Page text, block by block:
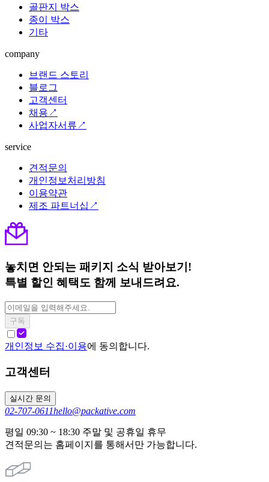
골판지 박스
종이 박스
기타
company
브랜드 스토리
블로그
고객센터
채용↗
사업자서류↗
service
견적문의
개인정보처리방침
이용약관
제조 파트너십↗
놓치면 안되는 패키지 소식 받아보기!
특별 할인 혜택도 함께 보내드려요.
구독
개인정보 수집·이용에 동의합니다.
고객센터
실시간 문의
02-707-0611hello@packative.com
평일 09:30 ~ 18:30 주말 및 공휴일 휴무
견적문의는 홈페이지를 통해서만 가능합니다.